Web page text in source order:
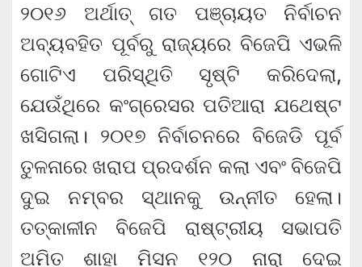
୨୦୧୬ ଅର୍ଥାତ୍ ଗତ ପଞ୍ଚାୟତ ନିର୍ବାଚନ
ଅବ୍ୟବହିତ ପୂର୍ବରୁ ରାଜ୍ୟରେ ବିଜେପି ଏଭଳି
ଗୋଟିଏ ପରିସ୍ଥିତି ସୃଷ୍ଟି କରିଦେଲା,
ଯେଉଁଥିରେ କଂଗ୍ରେସର ପତିଆରା ଯଥେଷ୍ଟ
ଖସିଗଲା। ୨୦୧୭ ନିର୍ବାଚନରେ ବିଜେଡି ପୂର୍ବ
ତୁଳନାରେ ଖରାପ ପ୍ରଦର୍ଶନ କଲା ଏବଂ ବିଜେପି
ଦୁଇ ନମ୍ବର ସ୍ଥାନକୁ ଉନ୍ନୀତ ହେଲା।
ତତ୍କାଳୀନ ବିଜେପି ରାଷ୍ଟ୍ରୀୟ ସଭାପତି
ଅମିତ ଶାହା ମିସନ ୧୨୦ ନାରା ଦେଇ